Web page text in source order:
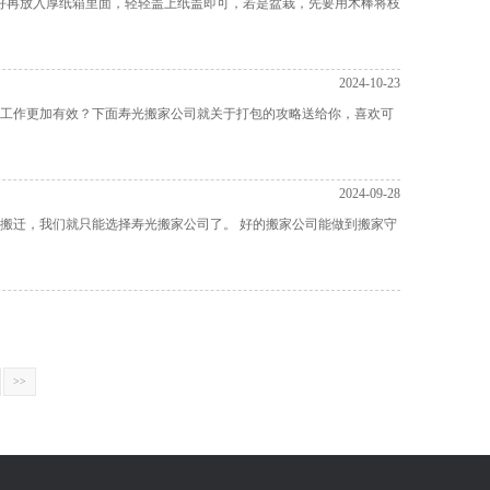
放入厚纸箱里面，轻轻盖上纸盖即可，若是盆栽，先要用木棒将枝
2024-10-23
作更加有效？下面寿光搬家公司就关于打包的攻略送给你，喜欢可
2024-09-28
迁，我们就只能选择寿光搬家公司了。 好的搬家公司能做到搬家守
>>